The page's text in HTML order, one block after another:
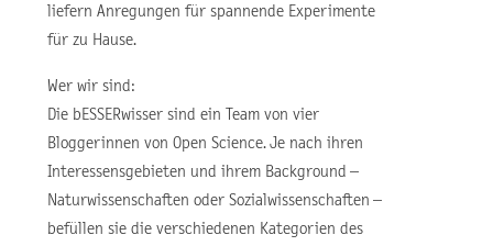
liefern Anregungen für spannende Experimente
für zu Hause.
Wer wir sind:
Die bESSERwisser sind ein Team von vier
Bloggerinnen von Open Science. Je nach ihren
Interessensgebieten und ihrem Background –
Naturwissenschaften oder Sozialwissenschaften –
befüllen sie die verschiedenen Kategorien des